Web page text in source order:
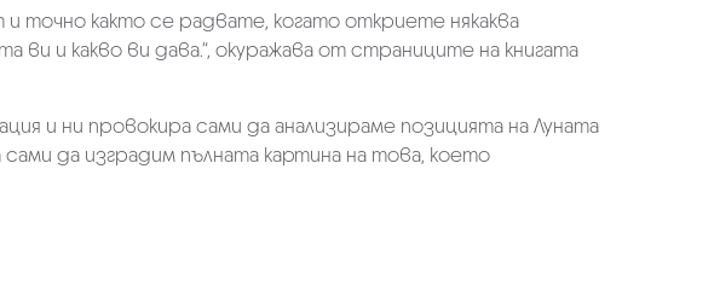
точно както се радвате, когато откриете някаква
и какво ви дава.“, окуражава от страниците на книгата
и ни провокира сами да анализираме позицията на Луната
да изградим пълната картина на това, което